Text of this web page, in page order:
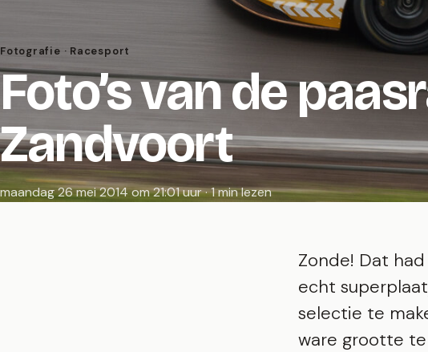
Fotografie · Racesport
Foto’s van de
Zandvoort
maandag 26 mei 2014 om 21:01 uur · 1 min lezen
Zonde! Dat
echt
selectie te
ware grootte te